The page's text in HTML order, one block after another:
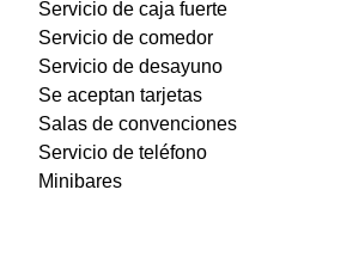
Servicio de caja fuerte
Servicio de comedor
Servicio de desayuno
Se aceptan tarjetas
Salas de convenciones
Servicio de teléfono
Minibares